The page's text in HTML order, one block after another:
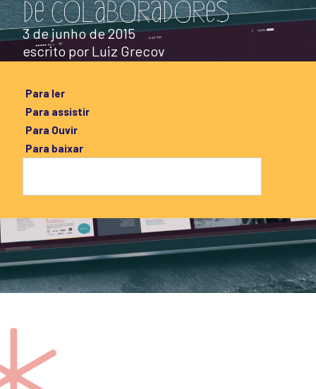
de colaboradores
3 de junho de 2015
escrito por Luiz Grecov
Para ler
Para assistir
Para Ouvir
Para baixar